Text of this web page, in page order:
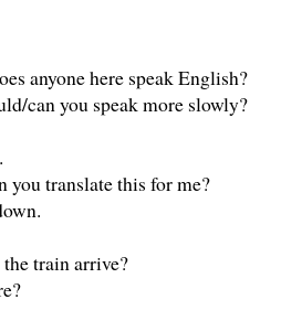
anyone here speak English?
can you speak more slowly?
you translate this for me?
train arrive?